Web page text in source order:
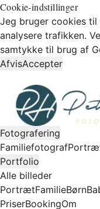
Cookie-indstillinger
Jeg bruger cookies
analysere trafikken.
samtykke til brug af
AfvisAccepter
Fotografering
Familiefotograf
Portfolio
Alle billeder
PortrætFamilieBørn
PriserBookingOm